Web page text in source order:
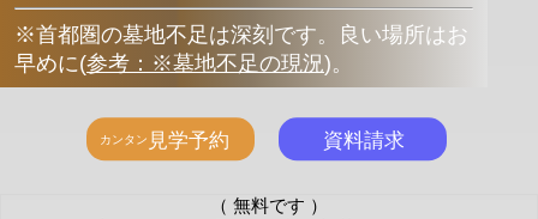
※首都圏の墓地不足は深刻です。良い場所はお
早めに(参考：※墓地不足の現況)。
（ 無料です ）